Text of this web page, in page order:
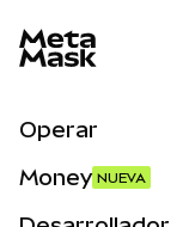
Operar
Money NUEVA